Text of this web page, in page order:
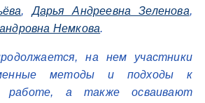
,Дарья Андреевна Зеленова,
Немкова.
на нем участники
методы и подходы к
работе, а также осваивают